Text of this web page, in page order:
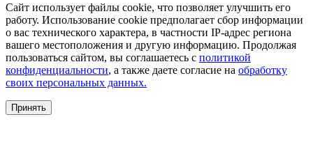
Сайт использует файлы cookie, что позволяет улучшить его
работу. Использование cookie предполагает сбор информации
о вас технического характера, в частности IP-адрес региона
вашего местоположения и другую информацию. Продолжая
пользоваться сайтом, вы соглашаетесь с политикой
конфиденциальности, а также даете согласие на обработку
своих персональных данных.
Принять